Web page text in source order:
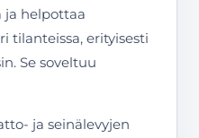
ja helpottaa
tilanteissa, erityisesti
Se soveltuu
ja seinälevyjen